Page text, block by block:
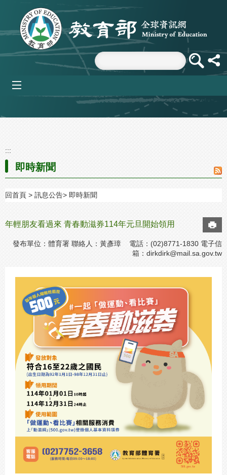
跳到主要內容區塊
:::
即時新聞
回首頁 訊息公告 即時新聞
年輕朋友看過來 青春動滋券114年元旦開始領用
發布單位：體育署 聯絡人：黃彥璋 電話：(02)8771-1830 電子信
箱： dirkdirk@mail.sa.gov.tw